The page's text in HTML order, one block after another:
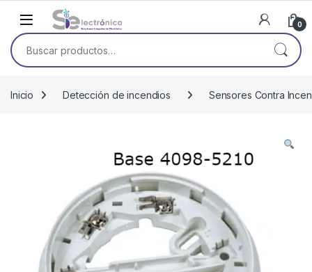
Skip to navigation
Skip to content
0
Buscar por:
Inicio Detección de incendios Sensores Contra